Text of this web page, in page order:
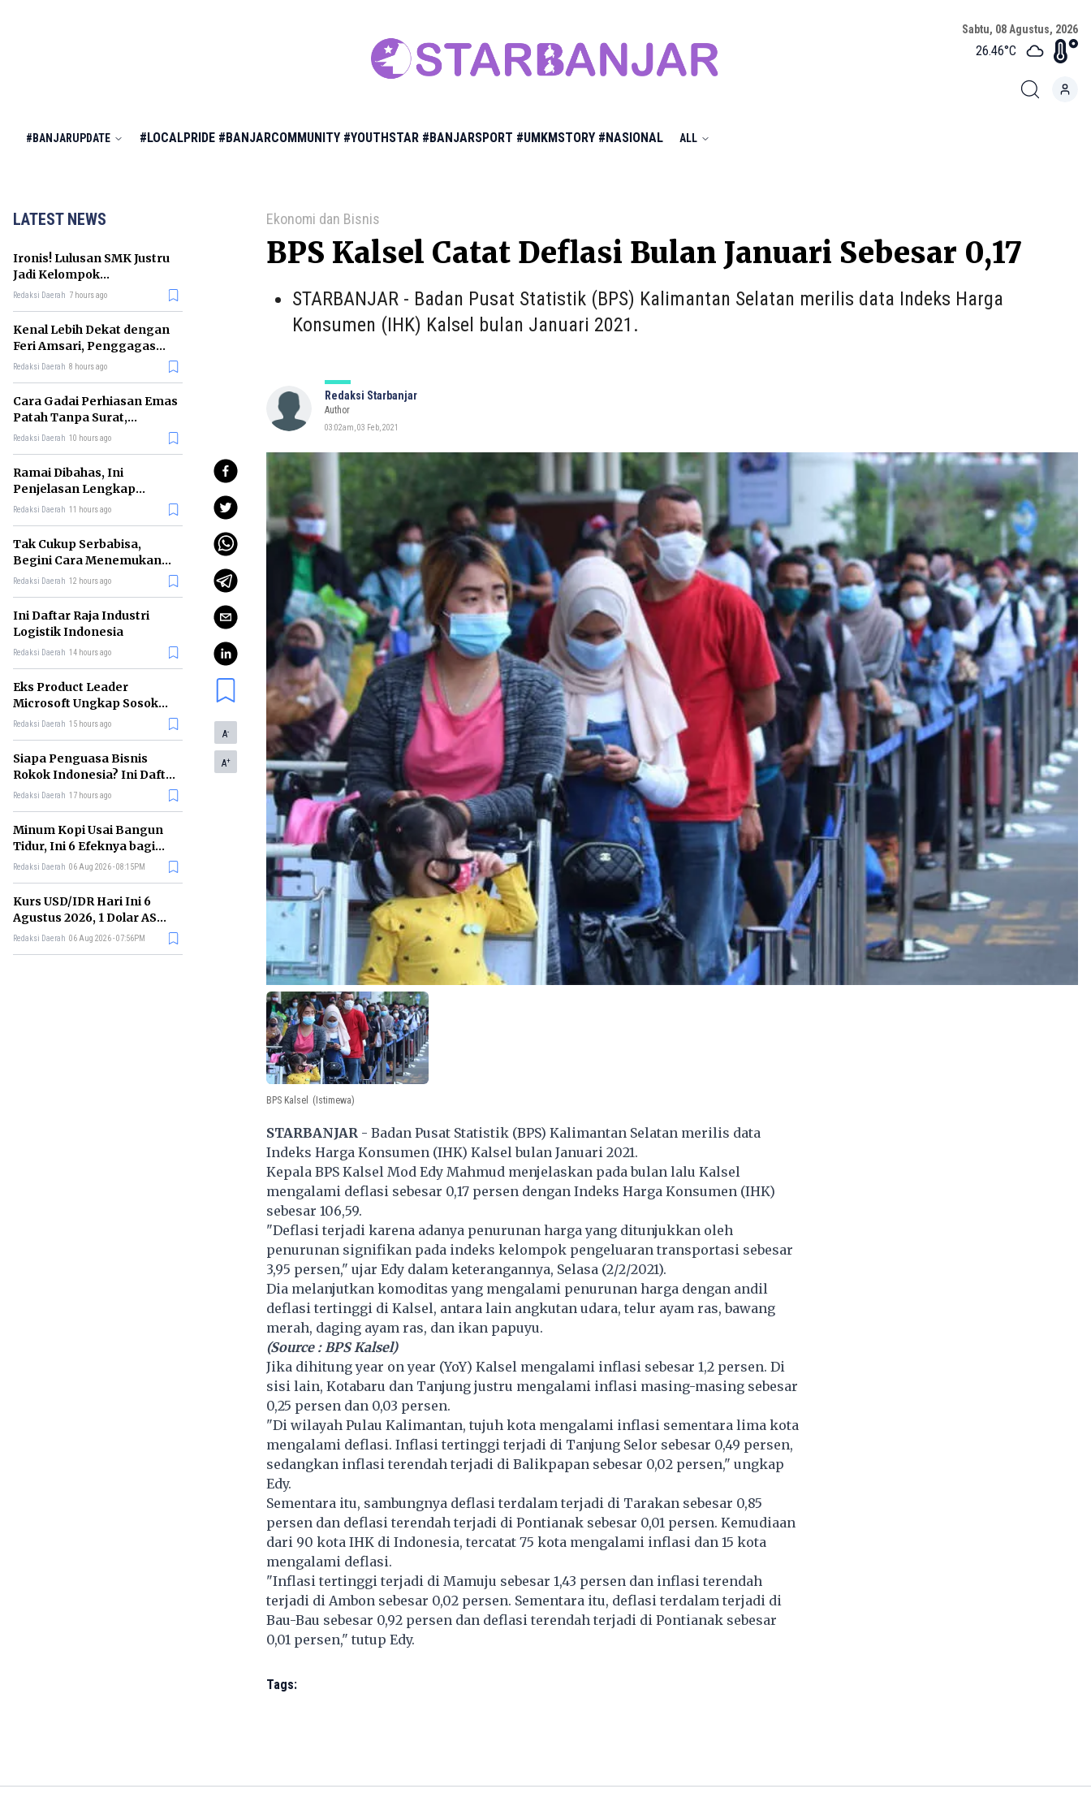
Sabtu, 08 Agustus, 2026
26.46°C
#BANJARUPDATE #LOCALPRIDE #BANJARCOMMUNITY #YOUTHSTAR #BANJARSPORT #UMKMSTORY #NASIONAL ALL
LATEST NEWS
Ironis! Lulusan SMK Justru
Jadi Kelompok
Pengangguran Terbanyak
Redaksi Daerah 7 hours ago
Kenal Lebih Dekat dengan
Feri Amsari, Penggagas
Kabinet Bayangan
Redaksi Daerah 8 hours ago
Cara Gadai Perhiasan Emas
Patah Tanpa Surat,
Ternyata Tetap Bisa!
Redaksi Daerah 10 hours ago
Ramai Dibahas, Ini
Penjelasan Lengkap
tentang Konsep Kabinet
Redaksi Daerah 11 hours ago
Tak Cukup Serbabisa,
Begini Cara Menemukan
'Spike' agar CV Dilirik HR
Redaksi Daerah 12 hours ago
Ini Daftar Raja Industri
Logistik Indonesia
Redaksi Daerah 14 hours ago
Eks Product Leader
Microsoft Ungkap Sosok
yang Paling Cocok
Redaksi Daerah 15 hours ago
Siapa Penguasa Bisnis
Rokok Indonesia? Ini Daftar
Perusahaan Terbesarnya
Redaksi Daerah 17 hours ago
Minum Kopi Usai Bangun
Tidur, Ini 6 Efeknya bagi
Kesehatan Tubuh
Redaksi Daerah 06 Aug 2026 - 08:15PM
Kurs USD/IDR Hari Ini 6
Agustus 2026, 1 Dolar AS
Kini Berapa Rupiah?
Redaksi Daerah 06 Aug 2026 - 07:56PM
Ekonomi dan Bisnis
BPS Kalsel Catat Deflasi Bulan Januari Sebesar 0,17
STARBANJAR - Badan Pusat Statistik (BPS) Kalimantan Selatan merilis data Indeks Harga
Konsumen (IHK) Kalsel bulan Januari 2021.
Redaksi Starbanjar
Author
03:02am, 03 Feb, 2021
A-
A+
BPS Kalsel (Istimewa)
STARBANJAR - Badan Pusat Statistik (BPS) Kalimantan Selatan merilis data
Indeks Harga Konsumen (IHK) Kalsel bulan Januari 2021.
Kepala BPS Kalsel Mod Edy Mahmud menjelaskan pada bulan lalu Kalsel
mengalami deflasi sebesar 0,17 persen dengan Indeks Harga Konsumen (IHK)
sebesar 106,59.
"Deflasi terjadi karena adanya penurunan harga yang ditunjukkan oleh
penurunan signifikan pada indeks kelompok pengeluaran transportasi sebesar
3,95 persen," ujar Edy dalam keterangannya, Selasa (2/2/2021).
Dia melanjutkan komoditas yang mengalami penurunan harga dengan andil
deflasi tertinggi di Kalsel, antara lain angkutan udara, telur ayam ras, bawang
merah, daging ayam ras, dan ikan papuyu.
(Source : BPS Kalsel)
Jika dihitung year on year (YoY) Kalsel mengalami inflasi sebesar 1,2 persen. Di
sisi lain, Kotabaru dan Tanjung justru mengalami inflasi masing-masing sebesar
0,25 persen dan 0,03 persen.
"Di wilayah Pulau Kalimantan, tujuh kota mengalami inflasi sementara lima kota
mengalami deflasi. Inflasi tertinggi terjadi di Tanjung Selor sebesar 0,49 persen,
sedangkan inflasi terendah terjadi di Balikpapan sebesar 0,02 persen," ungkap
Edy.
Sementara itu, sambungnya deflasi terdalam terjadi di Tarakan sebesar 0,85
persen dan deflasi terendah terjadi di Pontianak sebesar 0,01 persen. Kemudiaan
dari 90 kota IHK di Indonesia, tercatat 75 kota mengalami inflasi dan 15 kota
mengalami deflasi.
"Inflasi tertinggi terjadi di Mamuju sebesar 1,43 persen dan inflasi terendah
terjadi di Ambon sebesar 0,02 persen. Sementara itu, deflasi terdalam terjadi di
Bau-Bau sebesar 0,92 persen dan deflasi terendah terjadi di Pontianak sebesar
0,01 persen," tutup Edy.
Tags: